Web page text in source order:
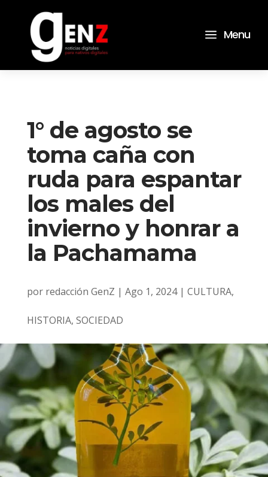
a Menu
1° de agosto se
toma caña con
ruda para espantar
los males del
invierno y honrar a
la Pachamama
por redacción GenZ | Ago 1, 2024| CULTURA,
HISTORIA, SOCIEDAD